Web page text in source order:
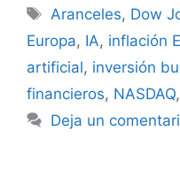
Etiquetas
Aranceles, Dow
Europa, IA, inflación
artificial, inversión
financieros, NASDAQ,
Deja un